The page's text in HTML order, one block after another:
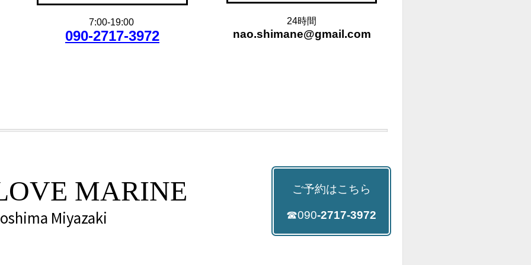
7:00-19:00
090-2717-3972
24時間
nao.shimane@gmail.com
MARINE
Miyazaki
ご予約はこちら
☎090-2717-3972